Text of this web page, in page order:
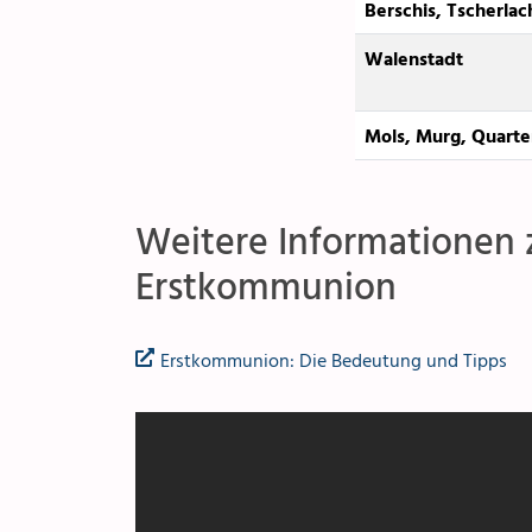
Berschis,
Walenstadt
Mols, Murg,
Weitere Informationen
Erstkommunion
Erstkommunion: Die Bedeutung und Tipps